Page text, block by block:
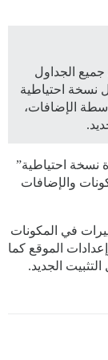
الجداول
نسخة احتياطية
الإضافات،
نسخة احتياطية”
والإضافات
في المكونات
الموقع كما
الجديد.